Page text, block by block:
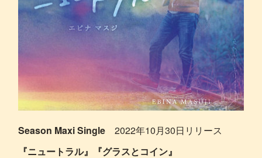
Season Maxi Single2022年10月30日リリース
『ニュートラル』『グラスとコイン』